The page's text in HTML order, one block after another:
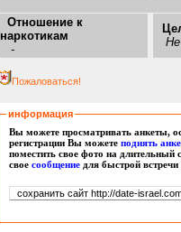
Отношение к
наркотикам
-
Пожаловаться!
информация
Вы можете просматривать анкеты,
регистрации Вы можетеподнять
поместить свое фото на длительный
своесообщение для быстрой